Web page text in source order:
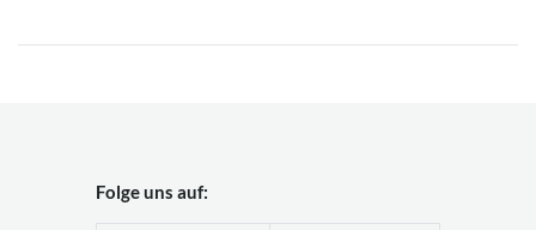
Folge uns auf: